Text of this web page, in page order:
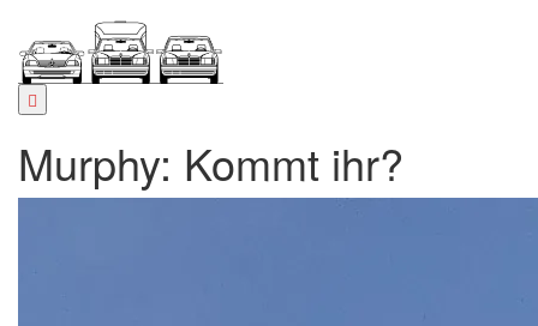
Inhalt
springen
Murphy: Kommt ihr?